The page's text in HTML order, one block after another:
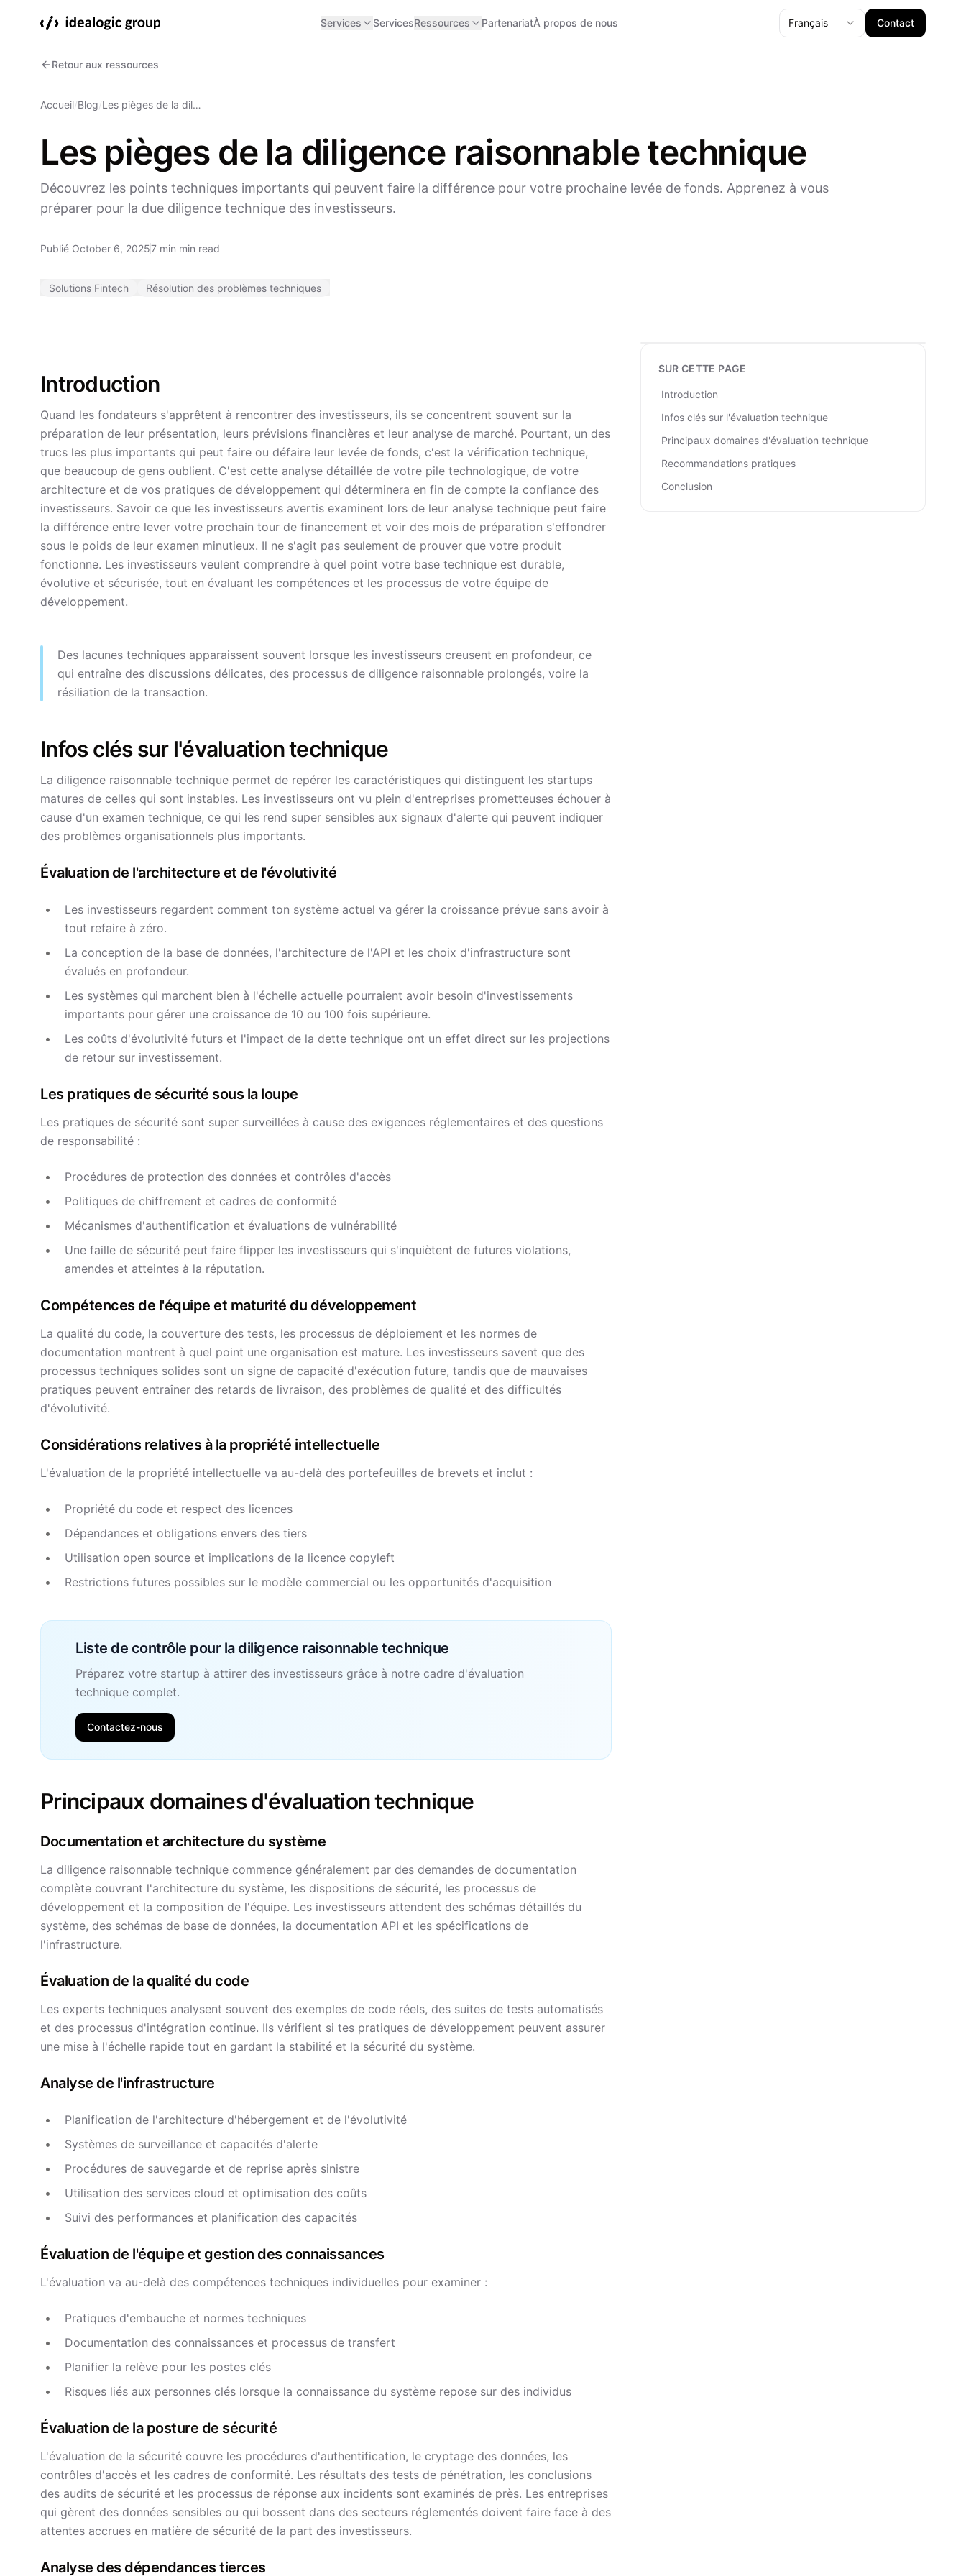
Services ServicesRessources PartenariatÀ propos de nous Français Contact
Retour aux ressources
Accueil/Blog/Les pièges de la dil…
Les pièges de la diligence raisonnable technique
Découvrez les points techniques importants qui peuvent faire la différence pour votre prochaine levée de fonds. Apprenez à vous
préparer pour la due diligence technique des investisseurs.
Publié October 6, 20257 min min read
Solutions Fintech Résolution des problèmes techniques
Introduction
Quand les fondateurs s'apprêtent à rencontrer des investisseurs, ils se concentrent souvent sur la
préparation de leur présentation, leurs prévisions financières et leur analyse de marché. Pourtant, un des
trucs les plus importants qui peut faire ou défaire leur levée de fonds, c'est la vérification technique,
que beaucoup de gens oublient. C'est cette analyse détaillée de votre pile technologique, de votre
architecture et de vos pratiques de développement qui déterminera en fin de compte la confiance des
investisseurs. Savoir ce que les investisseurs avertis examinent lors de leur analyse technique peut faire
la différence entre lever votre prochain tour de financement et voir des mois de préparation s'effondrer
sous le poids de leur examen minutieux. Il ne s'agit pas seulement de prouver que votre produit
fonctionne. Les investisseurs veulent comprendre à quel point votre base technique est durable,
évolutive et sécurisée, tout en évaluant les compétences et les processus de votre équipe de
développement.
Des lacunes techniques apparaissent souvent lorsque les investisseurs creusent en profondeur, ce
qui entraîne des discussions délicates, des processus de diligence raisonnable prolongés, voire la
résiliation de la transaction.
Infos clés sur l'évaluation technique
La diligence raisonnable technique permet de repérer les caractéristiques qui distinguent les startups
matures de celles qui sont instables. Les investisseurs ont vu plein d'entreprises prometteuses échouer à
cause d'un examen technique, ce qui les rend super sensibles aux signaux d'alerte qui peuvent indiquer
des problèmes organisationnels plus importants.
Évaluation de l'architecture et de l'évolutivité
Les investisseurs regardent comment ton système actuel va gérer la croissance prévue sans avoir à
tout refaire à zéro.
La conception de la base de données, l'architecture de l'API et les choix d'infrastructure sont
évalués en profondeur.
Les systèmes qui marchent bien à l'échelle actuelle pourraient avoir besoin d'investissements
importants pour gérer une croissance de 10 ou 100 fois supérieure.
Les coûts d'évolutivité futurs et l'impact de la dette technique ont un effet direct sur les projections
de retour sur investissement.
Les pratiques de sécurité sous la loupe
Les pratiques de sécurité sont super surveillées à cause des exigences réglementaires et des questions
de responsabilité :
Procédures de protection des données et contrôles d'accès
Politiques de chiffrement et cadres de conformité
Mécanismes d'authentification et évaluations de vulnérabilité
Une faille de sécurité peut faire flipper les investisseurs qui s'inquiètent de futures violations,
amendes et atteintes à la réputation.
Compétences de l'équipe et maturité du développement
La qualité du code, la couverture des tests, les processus de déploiement et les normes de
documentation montrent à quel point une organisation est mature. Les investisseurs savent que des
processus techniques solides sont un signe de capacité d'exécution future, tandis que de mauvaises
pratiques peuvent entraîner des retards de livraison, des problèmes de qualité et des difficultés
d'évolutivité.
Considérations relatives à la propriété intellectuelle
L'évaluation de la propriété intellectuelle va au-delà des portefeuilles de brevets et inclut :
Propriété du code et respect des licences
Dépendances et obligations envers des tiers
Utilisation open source et implications de la licence copyleft
Restrictions futures possibles sur le modèle commercial ou les opportunités d'acquisition
Liste de contrôle pour la diligence raisonnable technique
Préparez votre startup à attirer des investisseurs grâce à notre cadre d'évaluation
technique complet.
Contactez-nous
Principaux domaines d'évaluation technique
Documentation et architecture du système
La diligence raisonnable technique commence généralement par des demandes de documentation
complète couvrant l'architecture du système, les dispositions de sécurité, les processus de
développement et la composition de l'équipe. Les investisseurs attendent des schémas détaillés du
système, des schémas de base de données, la documentation API et les spécifications de
l'infrastructure.
Évaluation de la qualité du code
Les experts techniques analysent souvent des exemples de code réels, des suites de tests automatisés
et des processus d'intégration continue. Ils vérifient si tes pratiques de développement peuvent assurer
une mise à l'échelle rapide tout en gardant la stabilité et la sécurité du système.
Analyse de l'infrastructure
Planification de l'architecture d'hébergement et de l'évolutivité
Systèmes de surveillance et capacités d'alerte
Procédures de sauvegarde et de reprise après sinistre
Utilisation des services cloud et optimisation des coûts
Suivi des performances et planification des capacités
Évaluation de l'équipe et gestion des connaissances
L'évaluation va au-delà des compétences techniques individuelles pour examiner :
Pratiques d'embauche et normes techniques
Documentation des connaissances et processus de transfert
Planifier la relève pour les postes clés
Risques liés aux personnes clés lorsque la connaissance du système repose sur des individus
Évaluation de la posture de sécurité
L'évaluation de la sécurité couvre les procédures d'authentification, le cryptage des données, les
contrôles d'accès et les cadres de conformité. Les résultats des tests de pénétration, les conclusions
des audits de sécurité et les processus de réponse aux incidents sont examinés de près. Les entreprises
qui gèrent des données sensibles ou qui bossent dans des secteurs réglementés doivent faire face à des
attentes accrues en matière de sécurité de la part des investisseurs.
Analyse des dépendances tierces
SUR CETTE PAGE
Introduction
Infos clés sur l'évaluation technique
Principaux domaines d'évaluation technique
Recommandations pratiques
Conclusion